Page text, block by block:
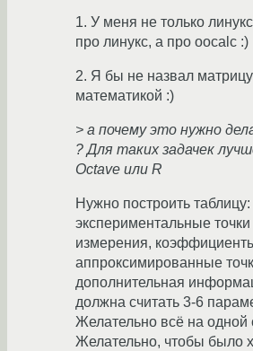
1. У меня не только
про линукс, а про oocalc :)
2. Я бы не назвал
математикой :)
> а почему это нужно
? Для таких задачек
Octave или R
Нужно построить таблицу:
экспериментальные
измерения,
аппроксимированные
дополнительная
должна считать 3-6
Желательно всё на одной
Желательно, чтобы было